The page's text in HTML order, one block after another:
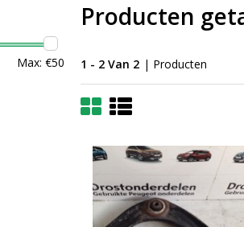
Max: €50
Producten
1 - 2 Van 2 | Producten